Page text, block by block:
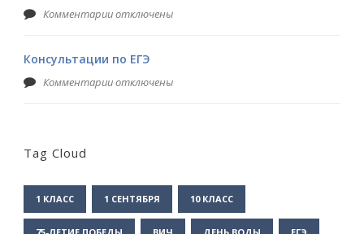
Комментарии отключены
Консультации по ЕГЭ
Комментарии отключены
Tag Cloud
1 КЛАСС 1 СЕНТЯБРЯ 10 КЛАСС